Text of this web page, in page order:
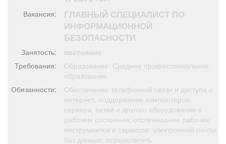
Товары Поздравления Погода
Я - пенсионер
Вакансия:
ГЛАВНЫЙ СПЕЦИАЛИСТ ПО
ИНФОРМАЦИОННОЙ
БЕЗОПАСНОСТИ
Занятость:
постоянно
Требования:
Образование: Среднее профессиональное
образование.
Обязанности:
Обеспечение телефонной связи и доступа в
интернет, поддержание компьютеров,
сервера, сетей и другого оборудования в
рабочем состоянии; отслеживание рабочих
инструментов и сервисов; электронной почты,
баз данных; осуществлять